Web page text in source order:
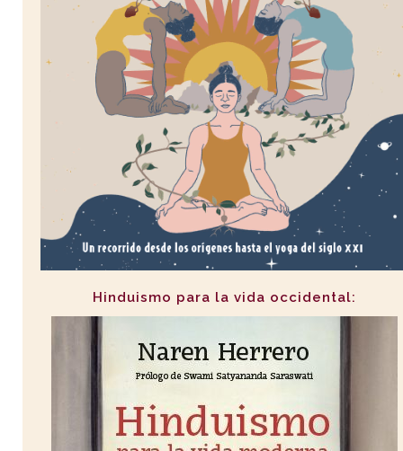
Hinduismo para la vida occidental: